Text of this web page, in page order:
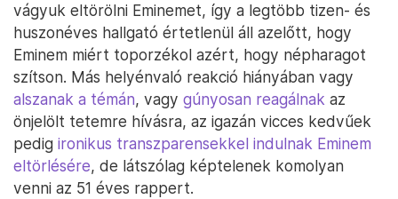
vágyuk eltörölni Eminemet, így a legtöbb tizen- és
huszonéves hallgató értetlenül áll azelőtt, hogy
Eminem miért toporzékol azért, hogy népharagot
szítson. Más helyénvaló reakció hiányában vagy
alszanak a témán, vagy gúnyosan reagálnak az
önjelölt tetemre hívásra, az igazán vicces kedvűek
pedig ironikus transzparensekkel indulnak Eminem
eltörlésére, de látszólag képtelenek komolyan
venni az 51 éves rappert.